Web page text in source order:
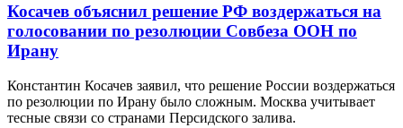
Косачев объяснил решение РФ воздержаться на
голосовании по резолюции Совбеза ООН по
Ирану
Константин Косачев заявил, что решение России воздержаться
по резолюции по Ирану было сложным. Москва учитывает
тесные связи со странами Персидского залива.